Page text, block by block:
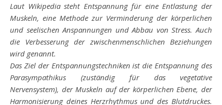
Laut Wikipedia steht Entspannung für eine Entlastung der
Muskeln, eine Methode zur Verminderung der körperlichen
und seelischen Anspannungen und Abbau von Stress. Auch
die Verbesserung der zwischenmenschlichen Beziehungen
wird genannt.
Das Ziel der Entspannungstechniken ist die Entspannung des
Parasympathikus (zuständig für das vegetative
Nervensystem), der Muskeln auf der körperlichen Ebene, der
Harmonisierung deines Herzrhythmus und des Blutdruckes.